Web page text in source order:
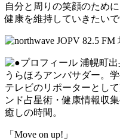
自分と周りの笑顔のために
健康を維持していきたいで
浦幌町出
うらほろアンバサダー。
テレビのリポーターとし
ンド占星術・健康情報収
癒しの時間。
「Move on up!」